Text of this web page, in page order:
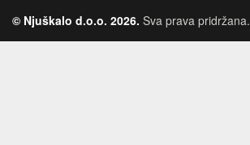
© Njuškalo d.o.o. 2026. Sva prava pridržana.